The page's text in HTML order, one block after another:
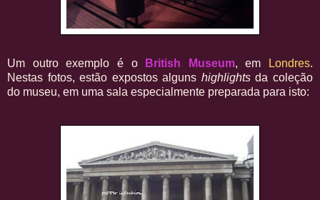
Um outro exemplo é o British Museum, em Londres.
Nestas fotos, estão expostos alguns highlightsda coleção
do museu, em uma sala especialmente preparada para isto: